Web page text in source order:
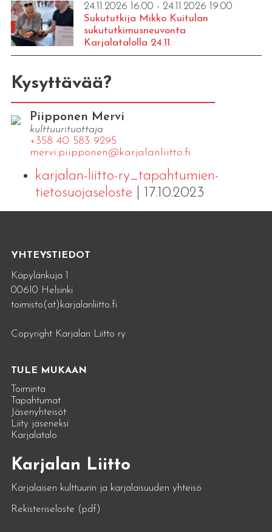
24.11.2026 16:00 - 24.11.2026 19:00
Sukututkija Mikko Kuitulan
sukututkimusneuvonta
Karjalatalolla 24.11.
Kysyttävää?
Piipponen Mervi
kulttuurituottaja
+358 40 583 9295
mervi.​piipponen@​kar​jala​nlii​tto.​fi
karjalan-liitto-ry_tapahtumien-
tietosuojaseloste| 17.10.2023
YHTEYSTIEDOT
Käpylänkuja 1
00610 Helsinki
toimisto(at)karjalanliitto.fi
Copyright Karjalan Liitto ry
TULE MUKAAN
Toiminta
Tapahtumat
Jäsenyhteisöt
Liity jäseneksi
Karjalatalo
Karjalan Liitto
Karjalaisen kulttuurin ja karjalaisuuden yhteisö
Rekisteriseloste (pdf)